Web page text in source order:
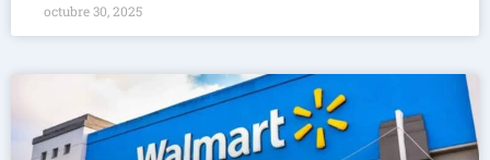
octubre 30, 2025